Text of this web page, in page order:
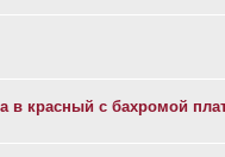
в красный с бахромой